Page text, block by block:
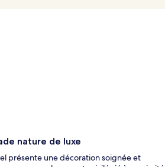
nature de luxe
présente une décoration soignée et